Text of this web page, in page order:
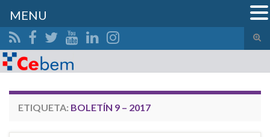
el
Search for:
ETIQUETA: BOLETÍN 9 – 2017
MENU